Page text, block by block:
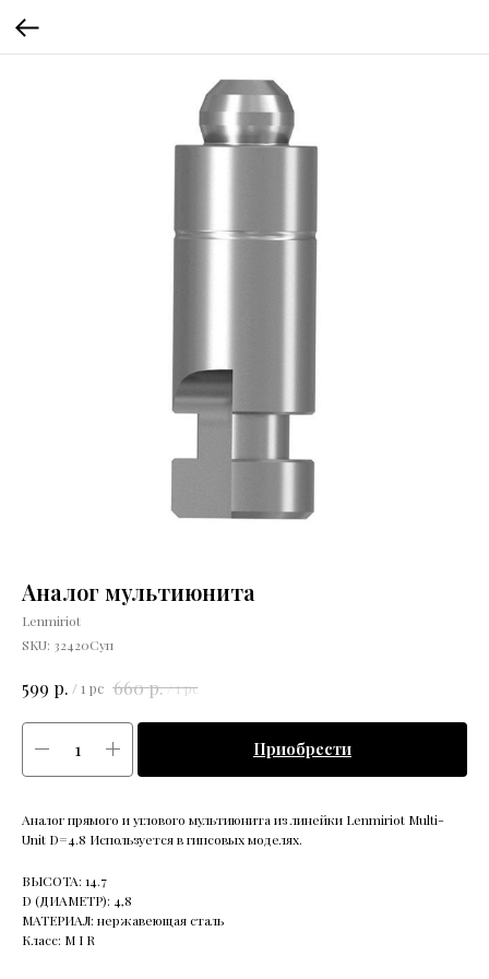
Аналог мультиюнита
Lenmiriot
SKU: 32420Суп
599 р. / 1 pc 660р./1 pc
Приобрести
Аналог прямого и углового мультиюнита из линейки Lenmiriot Multi-
Unit D=4.8 Используется в гипсовых моделях.
ВЫСОТА: 14.7
D (ДИАМЕТР): 4,8
МАТЕРИАЛ: нержавеющая сталь
Класс: M I R